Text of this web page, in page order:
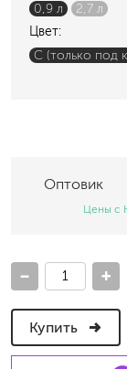
0,9 л
2,7 л
Цвет:
C (только под
Оптовик
Цены с
- +
Купить